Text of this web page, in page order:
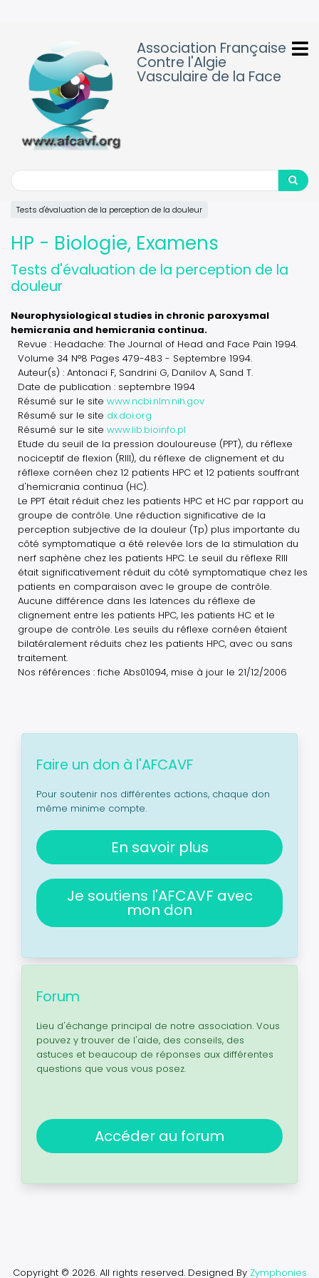
Association Française
Contre l'Algie
Vasculaire de la Face
Search
Search
Tests d'évaluation de la perception de la douleur
HP - Biologie, Examens
Tests d'évaluation de la perception de la
douleur
Neurophysiological studies in chronic paroxysmal
hemicrania and hemicrania continua.
Revue : Headache: The Journal of Head and Face Pain 1994.
Volume 34 N°8 Pages 479-483 - Septembre 1994.
Auteur(s) : Antonaci F, Sandrini G, Danilov A, Sand T.
Date de publication : septembre 1994
Résumé sur le site www.ncbi.nlm.nih.gov
Résumé sur le site dx.doi.org
Résumé sur le site www.lib.bioinfo.pl
Etude du seuil de la pression douloureuse (PPT), du réflexe
nociceptif de flexion (RIII), du réflexe de clignement et du
réflexe cornéen chez 12 patients HPC et 12 patients souffrant
d'hemicrania continua (HC).
Le PPT était réduit chez les patients HPC et HC par rapport au
groupe de contrôle. Une réduction significative de la
perception subjective de la douleur (Tp) plus importante du
côté symptomatique a été relevée lors de la stimulation du
nerf saphène chez les patients HPC. Le seuil du réflexe RIII
était significativement réduit du côté symptomatique chez les
patients en comparaison avec le groupe de contrôle.
Aucune différence dans les latences du réflexe de
clignement entre les patients HPC, les patients HC et le
groupe de contrôle. Les seuils du réflexe cornéen étaient
bilatéralement réduits chez les patients HPC, avec ou sans
traitement.
Nos références : fiche Abs01094, mise à jour le 21/12/2006
Faire un don à l'AFCAVF
Pour soutenir nos différentes actions, chaque don
même minime compte.
En savoir plus
Je soutiens l'AFCAVF avec
mon don
Forum
Lieu d'échange principal de notre association. Vous
pouvez y trouver de l'aide, des conseils, des
astuces et beaucoup de réponses aux différentes
questions que vous vous posez.
Accéder au forum
Copyright © 2026. All rights reserved. Designed By Zymphonies